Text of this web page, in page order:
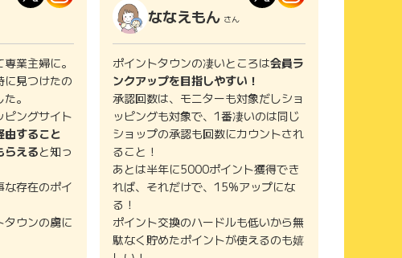
業主婦に。
に見つけたの
。
ピングサイト
由すること
らえると知っ
な存在のポイ
タウンの虜に
ななえもん さん
ポイントタウンの凄いところは会員ラ
ンクアップを目指しやすい！
承認回数は、モニターも対象だしショ
ッピングも対象で、1番凄いのは同じ
ショップの承認も回数にカウントされ
ること！
あとは半年に5000ポイント獲得でき
れば、それだけで、15%アップにな
る！
ポイント交換のハードルも低いから無
駄なく貯めたポイントが使えるのも嬉